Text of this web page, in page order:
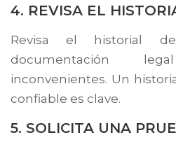
4. REVISA EL
Revisa el historial
documentación
inconvenientes. Un
confiable es clave.
5. SOLICITA UNA